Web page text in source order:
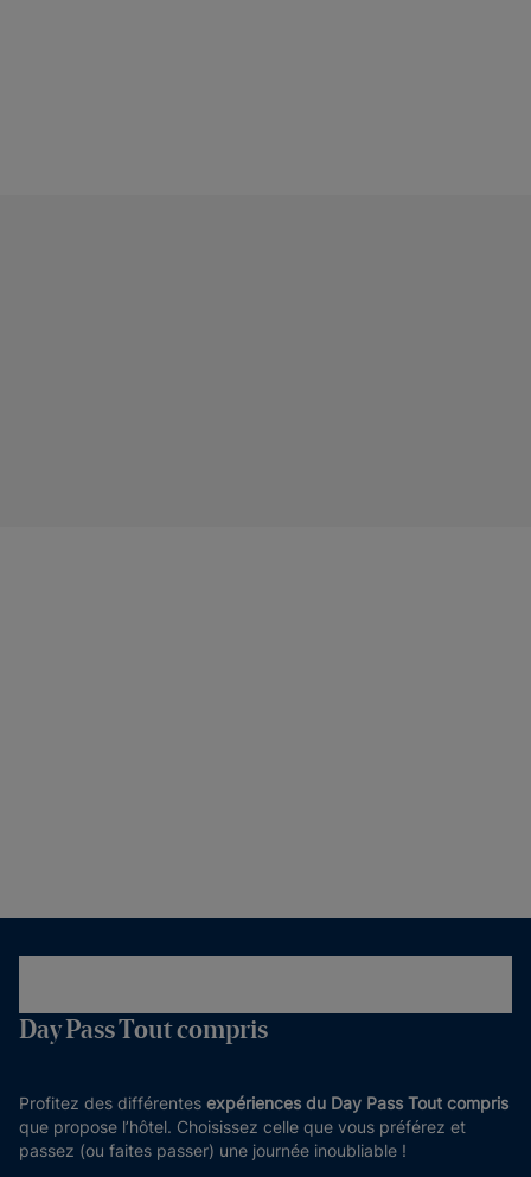
Day Pass Tout compris
Profitez des différentes expériences du Day Pass Tout compris
que propose l’hôtel. Choisissez celle que vous préférez et
passez (ou faites passer) une journée inoubliable !